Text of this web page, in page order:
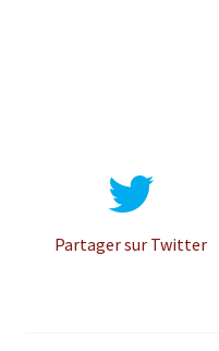
Partager sur Twitter